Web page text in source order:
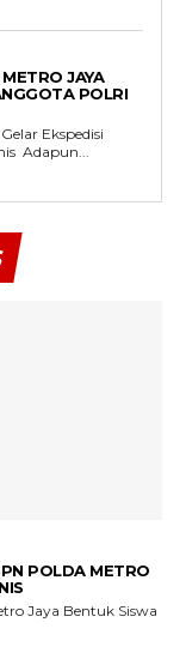
JAYA
POLRI
Ekspedisi
Darat, Perkuat Anggota Polri Presisi-Humanis ‎ ‎Adapun...
POLDA METRO
Jaya Bentuk Siswa